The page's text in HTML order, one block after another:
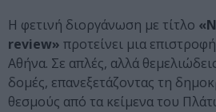
Η φετινή διοργάνωση με τίτλο
review» προτείνει μια
Αθήνα. Σε απλές, αλλά
δομές, επανεξετάζοντας τη
θεσμούς από τα κείμενα του